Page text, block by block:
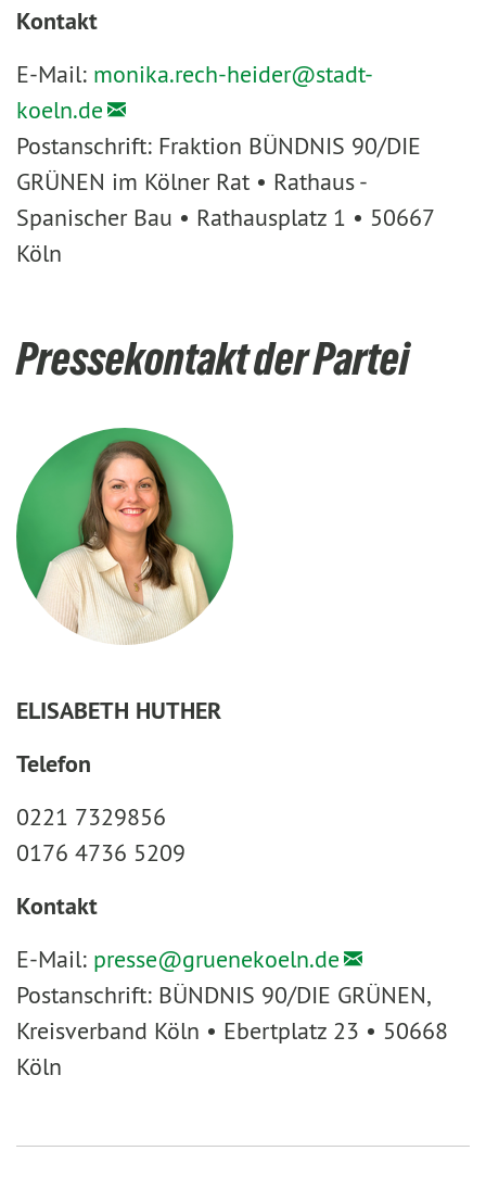
Kontakt
E-Mail: monika.rech-heider@stadt-
koeln.de
Postanschrift: Fraktion BÜNDNIS 90/DIE
GRÜNEN im Kölner Rat • Rathaus -
Spanischer Bau • Rathausplatz 1 • 50667
Köln
Pressekontakt der Partei
ELISABETH HUTHER
Telefon
0221 7329856
0176 4736 5209
Kontakt
E-Mail: presse@gruenekoeln.de
Postanschrift: BÜNDNIS 90/DIE GRÜNEN,
Kreisverband Köln • Ebertplatz 23 • 50668
Köln